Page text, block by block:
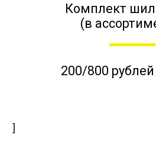
Комплект
(в
200/800
]